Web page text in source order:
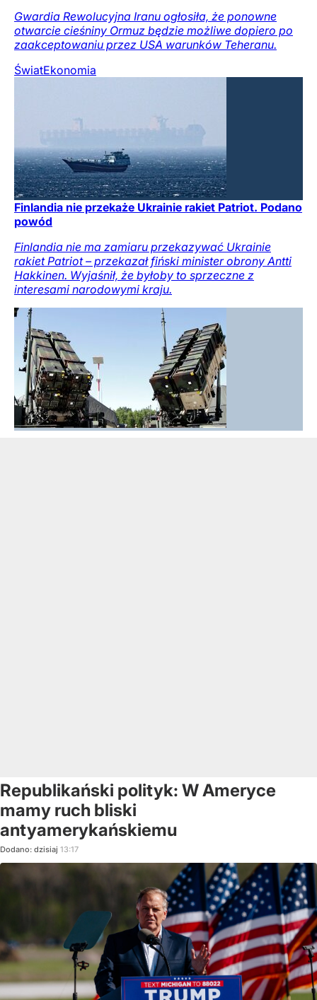
Gwardia Rewolucyjna Iranu ogłosiła, że ponowne
otwarcie cieśniny Ormuz będzie możliwe dopiero po
zaakceptowaniu przez USA warunków Teheranu.
ŚwiatEkonomia
Finlandia nie przekaże Ukrainie rakiet Patriot. Podano
powód
Finlandia nie ma zamiaru przekazywać Ukrainie
rakiet Patriot – przekazał fiński minister obrony Antti
Hakkinen. Wyjaśnił, że byłoby to sprzeczne z
interesami narodowymi kraju.
Republikański polityk: W Ameryce
mamy ruch bliski
antyamerykańskiemu
Dodano: dzisiaj 13:17